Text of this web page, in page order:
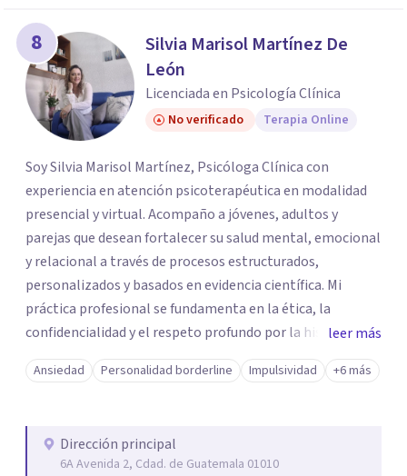
8
Silvia Marisol Martínez De
León
Licenciada en Psicología Clínica
No verificado Terapia Online
Soy Silvia Marisol Martínez, Psicóloga Clínica con
experiencia en atención psicoterapéutica en modalidad
presencial y virtual. Acompaño a jóvenes, adultos y
parejas que desean fortalecer su salud mental, emocional
y relacional a través de procesos estructurados,
personalizados y basados en evidencia científica. Mi
práctica profesional se fundamenta en la ética, la
confidencialidad y el respeto profundo por la historia
individual de cada paciente. Concibo la terapia como un
espacio seguro de reflexión, autoconocimiento y
internos para afrontar los desafíos con mayor claridad,
equilibrio y bienestar.
leer más
Ansiedad Personalidad borderline Impulsividad +6 más
Dirección principal
6A Avenida 2, Cdad. de Guatemala 01010